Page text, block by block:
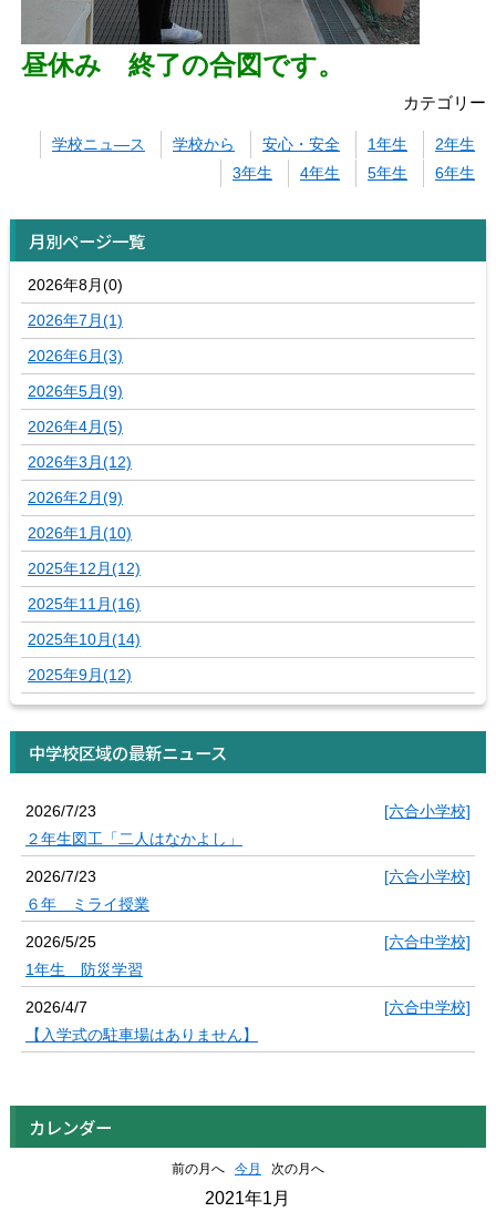
昼休み 終了の合図です。
カテゴリー
学校ニュ―ス 学校から 安心・安全 1年生
2年生
3年生
4年生 5年生 6年生
月別ページ一覧
2026年8月(0)
2026年7月(1)
2026年6月(3)
2026年5月(9)
2026年4月(5)
2026年3月(12)
2026年2月(9)
2026年1月(10)
2025年12月(12)
2025年11月(16)
2025年10月(14)
2025年9月(12)
中学校区域の最新ニュース
2026/7/23
[六合小学校]
２年生図工「二人はなかよし」
2026/7/23
[六合小学校]
６年 ミライ授業
2026/5/25
[六合中学校]
1年生 防災学習
2026/4/7
[六合中学校]
【入学式の駐車場はありません】
カレンダー
前の月へ 今月 次の月へ
2021年1月